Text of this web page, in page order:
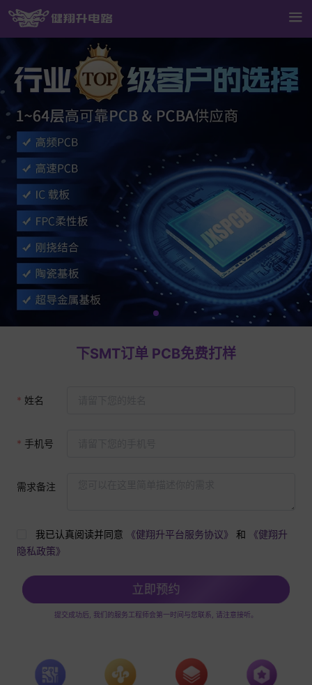
下SMT订单 PCB免费打样
姓名
手机号
需求备注
我已认真阅读并同意 《健翔升平台服务协议》 和
《健翔升
隐私政策》
立即预约
提交成功后, 我们的服务工程师会第一时间与您联系, 请注意接听。